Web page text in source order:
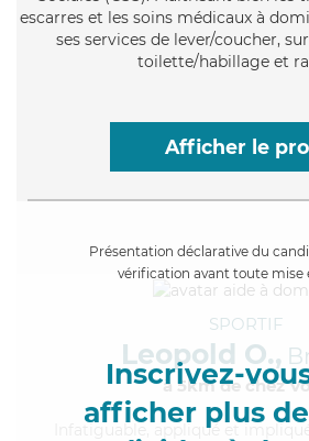
escarres et les soins médicaux à
ses services de lever/coucher,
toilette/habillage et
Afficher le
Présentation déclarative du
vérification avant toute mise
Inscrivez-
afficher plus
SPORTIF
Leopold O.,
à 5km de chez
, appliqué et